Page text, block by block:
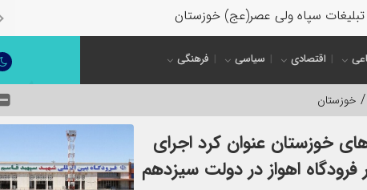
سپاه ولی عصر(عج) خوزستان معرفی شد
اقتصادی سیاسی فرهنگی
/ خوزستان
خوزستان عنوان کرد اجرای
اهواز در دولت سیزدهم